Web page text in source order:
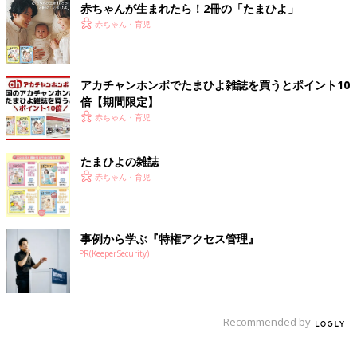
幸せで贅沢な話なのですが、重く、なかなか苦しいです。(笑)
いつもは満足すると降りてくれるので、そんなに困ったことはな
赤ちゃんが生まれたら！2冊の「たまひよ」
赤ちゃん・育児
アカチャンホンポでたまひよ雑誌を買うとポイント10
倍【期間限定】
赤ちゃん・育児
たまひよの雑誌
赤ちゃん・育児
事例から学ぶ『特権アクセス管理』
PR(KeeperSecurity)
Recommended by